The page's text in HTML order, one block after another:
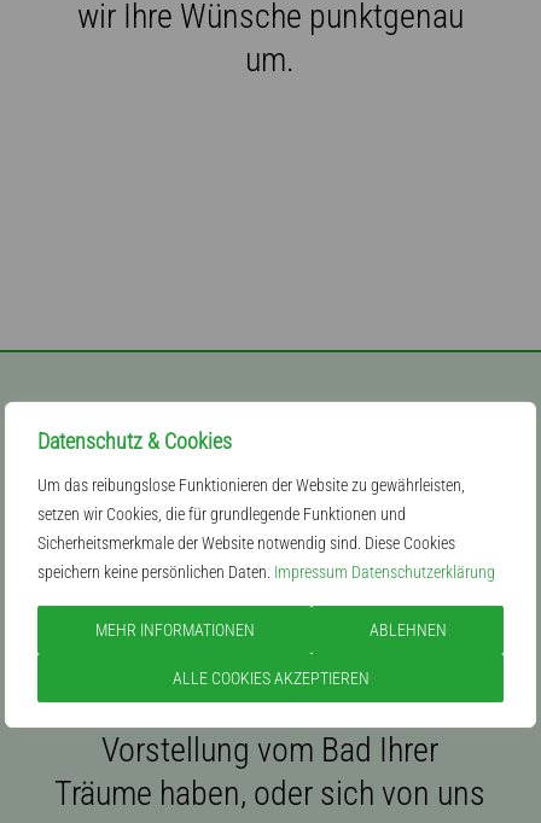
Datenschutz & Cookies
Um das reibungslose Funktionieren der Website zu gewährleisten,
setzen wir Cookies, die für grundlegende Funktionen und
Sicherheitsmerkmale der Website notwendig sind. Diese Cookies
speichern keine persönlichen Daten. Impressum Datenschutzerklärung
MEHR INFORMATIONEN ABLEHNEN
ALLE COOKIES AKZEPTIEREN
wir Ihre Wünsche punktgenau
um.
Ihr Bad in besten
Händen
Ob Sie schon eine genaue
Vorstellung vom Bad Ihrer
Träume haben, oder sich von uns